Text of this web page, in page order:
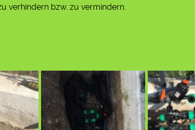
verhindern bzw. zu vermindern.